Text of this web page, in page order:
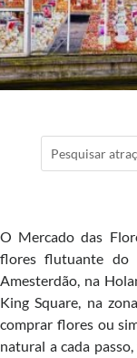
O Mercado das
flores flutuante do
Amesterdão, na
King Square, na
comprar flores ou
natural a cada